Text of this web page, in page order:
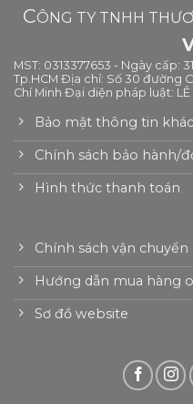
CÔNG TY TNHH
MST: 0313377653 - Ngày cấp:
Tp.HCM Địa chỉ: Số 30 đường
Chí Minh Đại diện pháp luật: LÊ
Bảo mật thông tin
Chính sách bảo hành/
Hình thức thanh toán
Chính sách vận chuyển
Hướng dẫn mua hàng
Sơ đồ website